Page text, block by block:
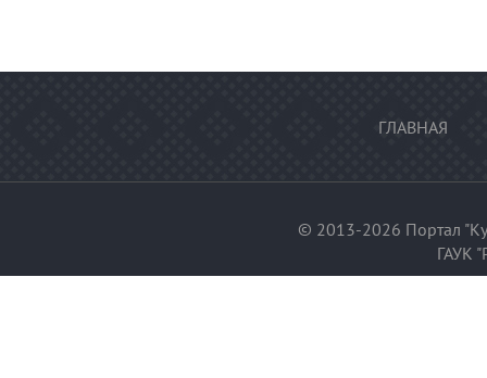
ГЛАВНАЯ
© 2013-2026 Портал
ГАУК